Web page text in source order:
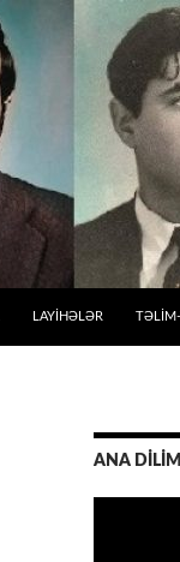
LAYİHƏLƏR TƏLIM-
ANA